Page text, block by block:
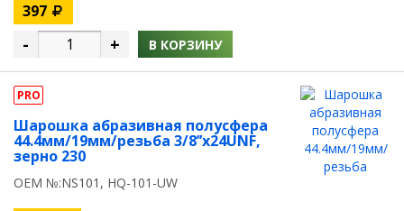
397
- + В КОРЗИНУ
PRO
Шарошка абразивная полусфера
44.4мм/19мм/резьба 3/8’’х24UNF,
зерно 230
OEM №:NS101, HQ-101-UW